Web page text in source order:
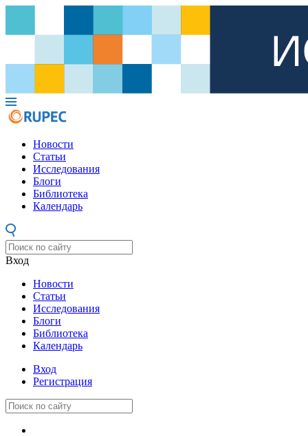
Новости
Статьи
Исследования
Блоги
Библиотека
Календарь
Вход
Новости
Статьи
Исследования
Блоги
Библиотека
Календарь
Вход
Регистрация